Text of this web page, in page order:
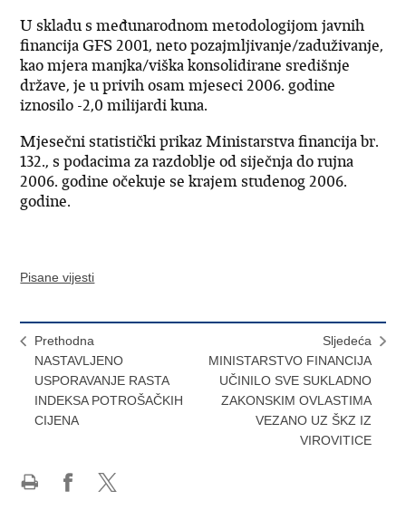
U skladu s međunarodnom metodologijom javnih
financija GFS 2001, neto pozajmljivanje/zaduživanje,
kao mjera manjka/viška konsolidirane središnje
države, je u privih osam mjeseci 2006. godine
iznosilo -2,0 milijardi kuna.
Mjesečni statistički prikaz Ministarstva financija br.
132., s podacima za razdoblje od siječnja do rujna
2006. godine očekuje se krajem studenog 2006.
godine.
Pisane vijesti
Prethodna
NASTAVLJENO
USPORAVANJE RASTA
INDEKSA POTROŠAČKIH
CIJENA
Sljedeća
MINISTARSTVO FINANCIJA
UČINILO SVE SUKLADNO
ZAKONSKIM OVLASTIMA
VEZANO UZ ŠKZ IZ
VIROVITICE